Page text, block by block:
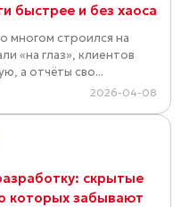
быстрее и без хаоса
многом строился на
«на глаз», клиентов
а отчёты сво...
2026-04-08
скрытые
которых забывают